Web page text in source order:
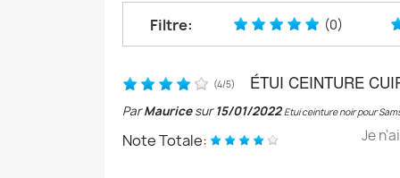
Filtre: (0)
(4/5) ÉTUI CEINTURE
ParMauricesur15/01/2022 Etui ceinture noir pour
Note Totale: Je